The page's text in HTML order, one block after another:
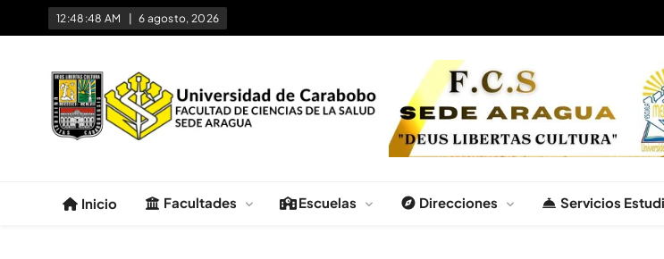
12:48:48 AM 6 agosto, 2026
Facultad de Ciencias de la Salud
Inicio Facultades Escuelas Direcciones Servicios